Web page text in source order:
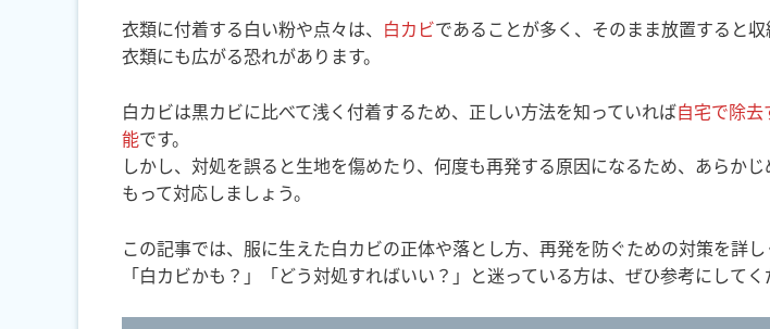
衣類に付着する白い粉や点々は、 白カビであることが多く、そのまま放置すると
衣類にも広がる恐れがあります。
白カビは黒カビに比べて浅く付着するため、正しい方法を知っていれば自宅で除
能です。
しかし、対処を誤ると生地を傷めたり、何度も再発する原因になるため、あらかじ
もって対応しましょう。
この記事では、服に生えた白カビの正体や落とし方、再発を防ぐための対策を詳し
「白カビかも？」「どう対処すればいい？」と迷っている方は、ぜひ参考にしてく